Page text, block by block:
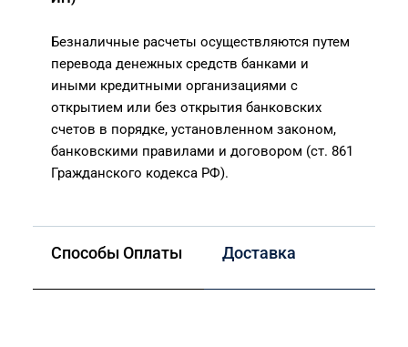
Безналичные расчеты осуществляются путем
перевода денежных средств банками и
иными кредитными организациями с
открытием или без открытия банковских
счетов в порядке, установленном законом,
банковскими правилами и договором (ст. 861
Гражданского кодекса РФ).
Способы Оплаты Доставка